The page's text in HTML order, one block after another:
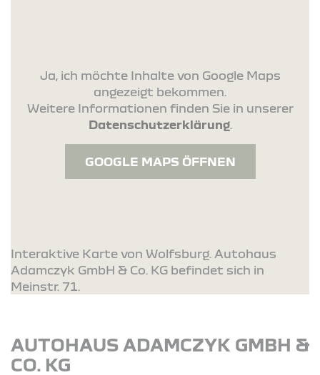
Ja, ich möchte Inhalte von Google Maps
angezeigt bekommen.
Weitere Informationen finden Sie in unserer
Datenschutzerklärung.
GOOGLE MAPS ÖFFNEN
Interaktive Karte von Wolfsburg. Autohaus
Adamczyk GmbH & Co. KG befindet sich in
Meinstr. 71.
AUTOHAUS ADAMCZYK GMBH &
CO. KG